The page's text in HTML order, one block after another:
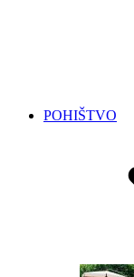
POHIŠTVO